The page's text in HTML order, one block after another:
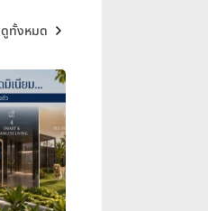
ดูทั้งหมด